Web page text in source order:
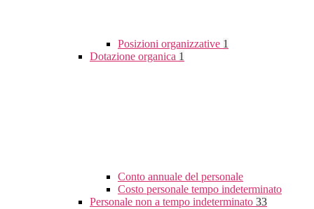
Posizioni organizzative 1
Dotazione organica 1
Conto annuale del personale
Costo personale tempo indeterminato
Personale non a tempo indeterminato 33